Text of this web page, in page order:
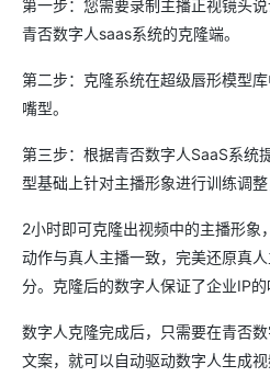
第一步：您需要录制主播正视镜头
青否数字人saas系统的克隆端。
第二步：克隆系统在超级唇形模型
嘴型。
第三步：根据青否数字人SaaS系统
型基础上针对主播形象进行训练调
2小时即可克隆出视频中的主播形象
动作与真人主播一致，完美还原真
分。克隆后的数字人保证了企业IP的
数字人克隆完成后，只需要在青否
文案，就可以自动驱动数字人生成